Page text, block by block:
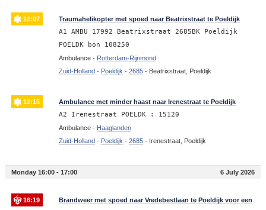
12:07 Traumahelikopter met spoed naar Beatrixstraat te Poeldijk
A1 AMBU 17992 Beatrixstraat 2685BK Poeldijk
POELDK bon 108250
Ambulance - Rotterdam-Rijnmond
Zuid-Holland - Poeldijk- 2685- Beatrixstraat, Poeldijk
12:15 Ambulance met minder haast naar Irenestraat te Poeldijk
A2 Irenestraat POELDK : 15120
Ambulance - Haaglanden
Zuid-Holland - Poeldijk- 2685- Irenestraat, Poeldijk
Monday 16:00 - 17:00 6 July 2026
16:19
Brandweer met spoed naar Vredebestlaan te Poeldijk voor een